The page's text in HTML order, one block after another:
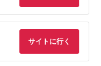
サイトに行く